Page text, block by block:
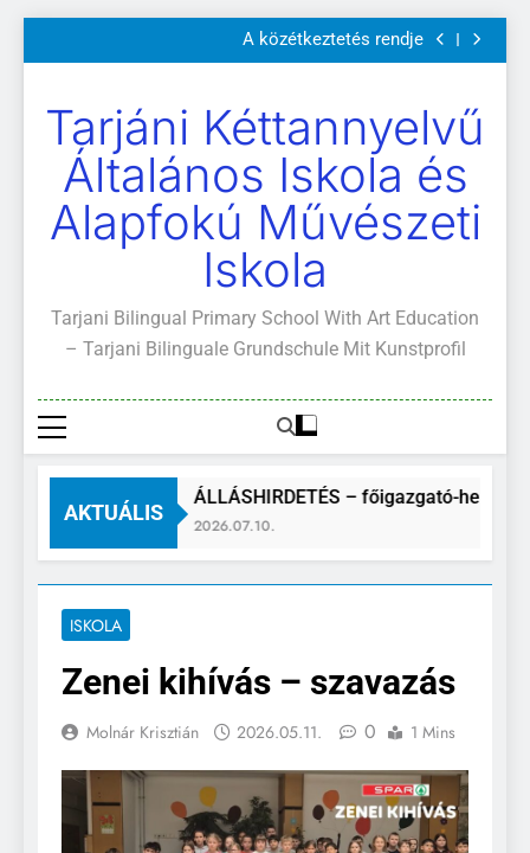
a
Szülői értekezletek 2026. május 04-14.
A közétkeztetés rendje
Kötelező és ajánlott olvasmányok
Szülői értekezletek 2026. május 04-14.
A közétkeztetés rendje
Kötelező és ajánlott olvasmányok
A Mi Világunk!
Tarjáni Kéttannyelvű
Általános Iskola és
Alapfokú Művészeti
Iskola
Tarjani Bilingual Primary School With Art Education
– Tarjani Bilinguale Grundschule Mit Kunstprofil
AKTUÁLIS
ÁLLÁSHIRDETÉS – főigazgató-helyettes
2026.07.10.
ISKOLA
Zenei kihívás – szavazás
Molnár Krisztián 2026.05.11. 0 1 Mins